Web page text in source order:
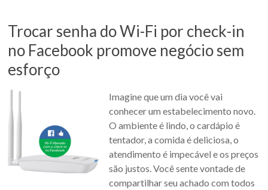
Trocar senha do Wi-Fi por check-in
no Facebook promove negócio sem
esforço
Imagine que um dia você vai
conhecer um estabelecimento novo.
O ambiente é lindo, o cardápio é
tentador, a comida é deliciosa, o
atendimento é impecável e os preços
são justos. Você sente vontade de
compartilhar seu achado com todos